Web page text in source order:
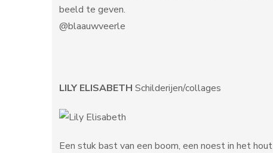
beeld te geven.
@blaauwveerle
LILY ELISABETH Schilderijen/collages
Een stuk bast van een boom, een noest in het hout